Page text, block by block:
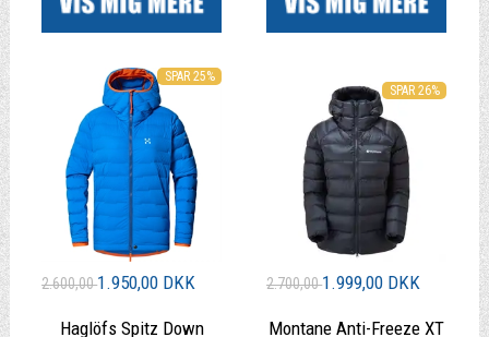
SPAR 25%
2.600,001.950,00 DKK
Haglöfs Spitz Down
SPAR 26%
2.700,001.999,00 DKK
Montane Anti-Freeze XT